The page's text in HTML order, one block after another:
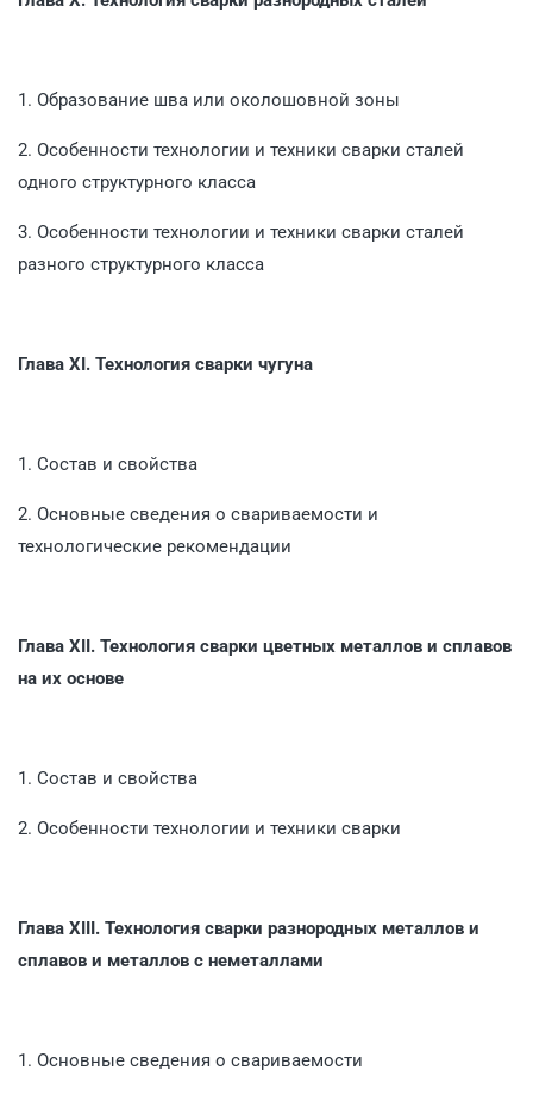
1. Образование шва или околошовной зоны
2. Особенности технологии и техники сварки сталей
одного структурного класса
3. Особенности технологии и техники сварки сталей
разного структурного класса
Глава XI. Технология сварки чугуна
1. Состав и свойства
2. Основные сведения о свариваемости и
технологические рекомендации
Глава XII. Технология сварки цветных металлов и сплавов
на их основе
1. Состав и свойства
2. Особенности технологии и техники сварки
Глава XIII. Технология сварки разнородных металлов и
сплавов и металлов с неметаллами
1. Основные сведения о свариваемости